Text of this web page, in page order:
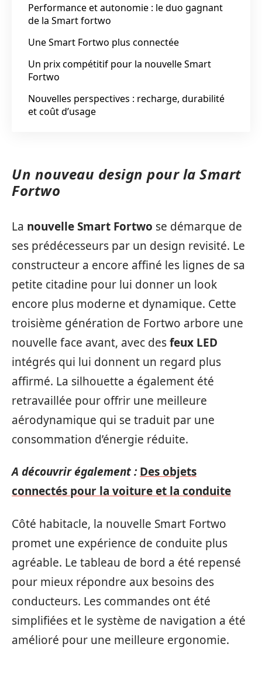
Performance et autonomie : le duo gagnant
de la Smart fortwo
Une Smart Fortwo plus connectée
Un prix compétitif pour la nouvelle Smart
Fortwo
Nouvelles perspectives : recharge, durabilité
et coût d’usage
Un nouveau design pour la Smart
Fortwo
La nouvelle Smart Fortwo se démarque de
ses prédécesseurs par un design revisité. Le
constructeur a encore affiné les lignes de sa
petite citadine pour lui donner un look
encore plus moderne et dynamique. Cette
troisième génération de Fortwo arbore une
nouvelle face avant, avec desfeux LED
intégrés qui lui donnent un regard plus
affirmé. La silhouette a également été
retravaillée pour offrir une meilleure
aérodynamique qui se traduit par une
consommation d’énergie réduite.
A découvrir également : Des objets
connectés pour la voiture et la conduite
Côté habitacle, la nouvelle Smart Fortwo
promet une expérience de conduite plus
agréable. Le tableau de bord a été repensé
pour mieux répondre aux besoins des
conducteurs. Les commandes ont été
simplifiées et le système de navigation a été
amélioré pour une meilleure ergonomie.